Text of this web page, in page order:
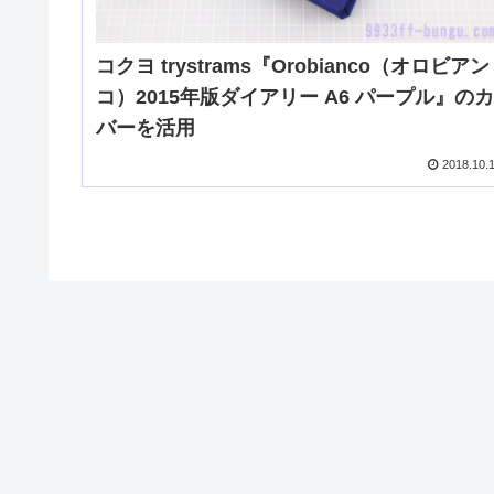
コクヨ trystrams『Orobianco（オロビアン
コ）2015年版ダイアリー A6 パープル』のカ
バーを活用